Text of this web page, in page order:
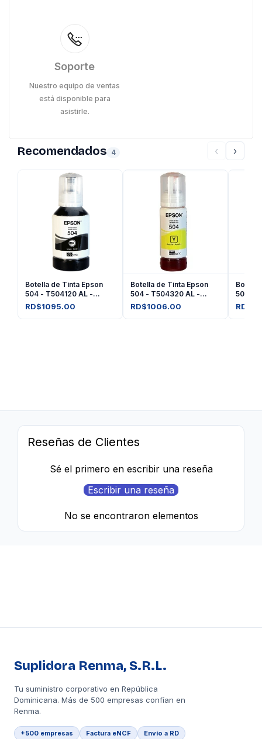
Soporte
Nuestro equipo de ventas
está disponible para
asistirle.
Recomendados 4 ‹ ›
Botella de Tinta Epson
504 - T504120 AL -
Negro
RD$1095.00
Botella de Tinta Epson
504 - T504320 AL -
Amarilla
RD$1006.00
Botella
504 -
Reseñas de Clientes
Sé el primero en escribir una reseña
Escribir una reseña
No se encontraron elementos
Suplidora Renma, S.R.L.
Tu suministro corporativo en República
Dominicana. Más de 500 empresas confían en
Renma.
+500 empresas Factura eNCF Envío a RD